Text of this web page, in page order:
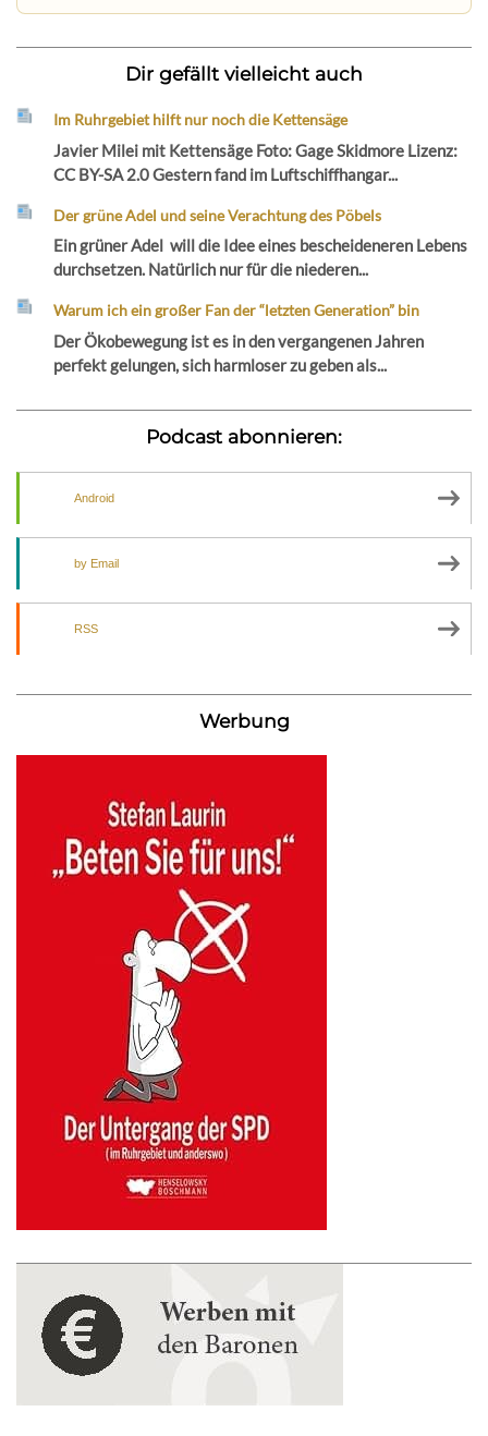
Dir gefällt vielleicht auch
Im Ruhrgebiet hilft nur noch die Kettensäge
Javier Milei mit Kettensäge Foto: Gage Skidmore Lizenz:
CC BY-SA 2.0 Gestern fand im Luftschiffhangar...
Der grüne Adel und seine Verachtung des Pöbels
Ein grüner Adel will die Idee eines bescheideneren Lebens
durchsetzen. Natürlich nur für die niederen...
Warum ich ein großer Fan der “letzten Generation” bin
Der Ökobewegung ist es in den vergangenen Jahren
perfekt gelungen, sich harmloser zu geben als...
Podcast abonnieren:
Android
by Email
RSS
Werbung